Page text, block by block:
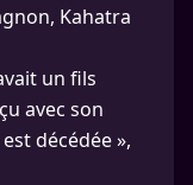
Kahatra
un fils
avec son
décédée »,